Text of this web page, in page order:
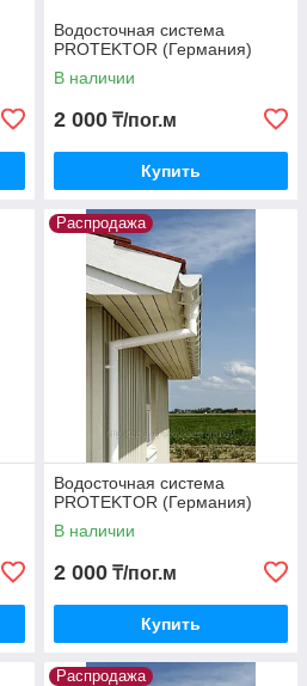
Водосточная система
PROTEKTOR (Германия)
В наличии
2 000 ₸/пог.м
Купить
Распродажа
Водосточная система
PROTEKTOR (Германия)
В наличии
2 000 ₸/пог.м
Купить
Распродажа